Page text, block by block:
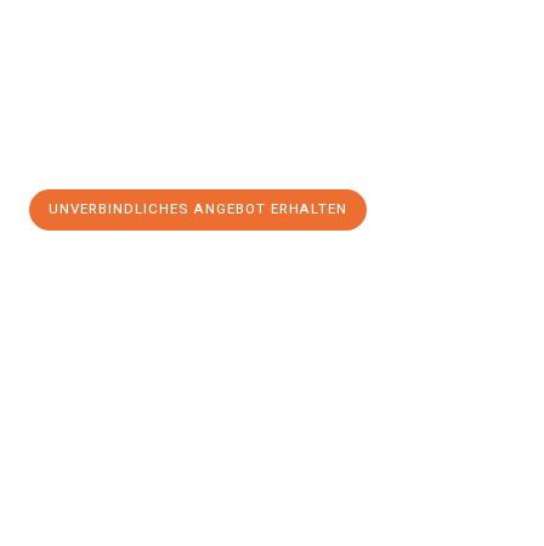
UNVERBINDLICHES ANGEBOT ERHALTEN